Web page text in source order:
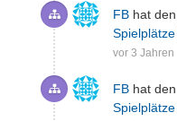
FB hat
vor 3
FB hat